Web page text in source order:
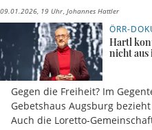
09.01.2026, 19 Uhr Johannes Hattler
ÖRR-
Hartl
nicht aus
Gegen die Freiheit? Im
Gebetshaus Augsburg
Auch die Loretto-